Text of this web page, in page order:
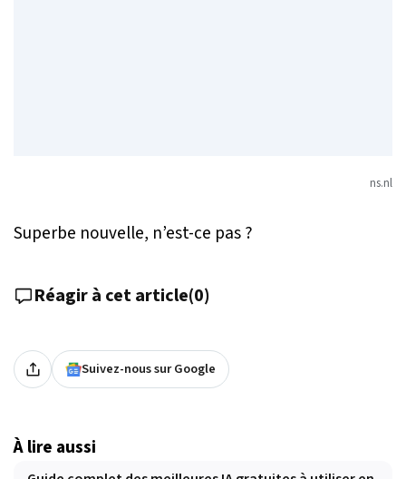
ns.nl
Superbe nouvelle, n’est-ce pas ?
Réagir à cet article(0)
Suivez-nous sur Google
À lire aussi